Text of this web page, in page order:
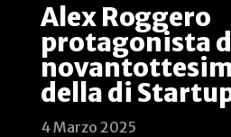
Alex Roggero
protagonista
della di
4 Marzo 2025